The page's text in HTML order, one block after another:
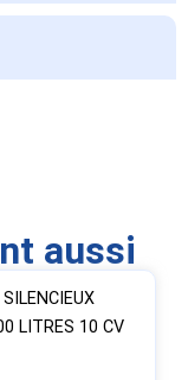
aussi
SILENCIEUX
LITRES 10 CV